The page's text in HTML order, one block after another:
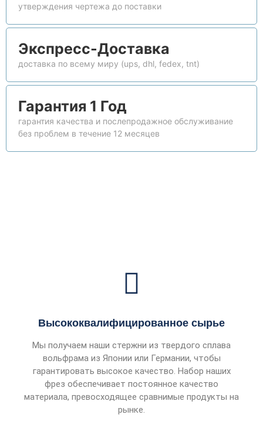
утверждения чертежа до поставки
Экспресс-Доставка
доставка по всему миру (ups, dhl, fedex, tnt)
Гарантия 1 Год
гарантия качества и послепродажное обслуживание
без проблем в течение 12 месяцев
Высококвалифицированное сырье
Мы получаем наши стержни из твердого сплава
вольфрама из Японии или Германии, чтобы
гарантировать высокое качество. Набор наших
фрез обеспечивает постоянное качество
материала, превосходящее сравнимые продукты на
рынке.